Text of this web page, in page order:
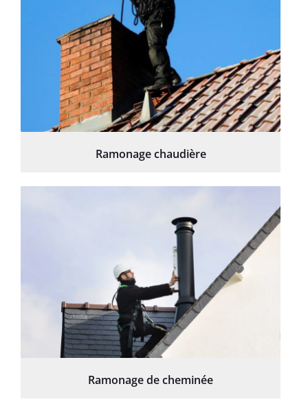
Ramonage chaudière
Ramonage de cheminée